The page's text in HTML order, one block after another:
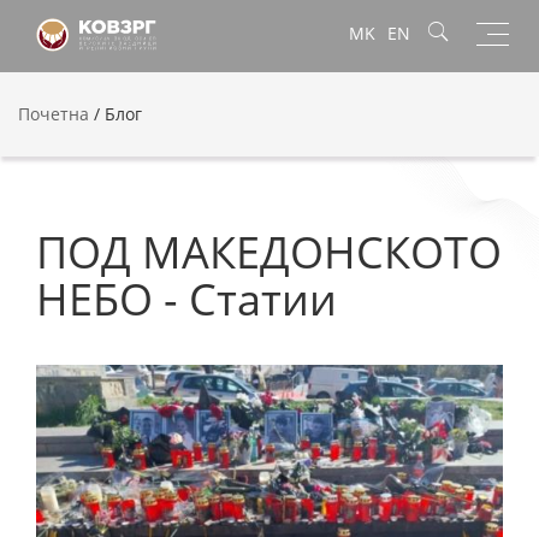
MK EN
Почетна / Блог
ПОД МАКЕДОНСКОТО
НЕБО - Статии